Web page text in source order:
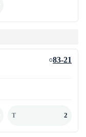
○83-21
T 2